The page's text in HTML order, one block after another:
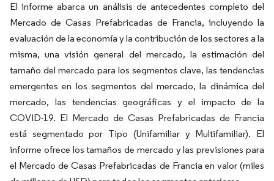
El informe abarca un análisis de antecedentes completo del
Mercado de Casas Prefabricadas de Francia, incluyendo la
evaluación de la economía y la contribución de los sectores a la
misma, una visión general del mercado, la estimación del
tamaño del mercado para los segmentos clave, las tendencias
emergentes en los segmentos del mercado, la dinámica del
mercado, las tendencias geográficas y el impacto de la
COVID-19. El Mercado de Casas Prefabricadas de Francia
está segmentado por Tipo (Unifamiliar y Multifamiliar). El
informe ofrece los tamaños de mercado y las previsiones para
el Mercado de Casas Prefabricadas de Francia en valor (miles